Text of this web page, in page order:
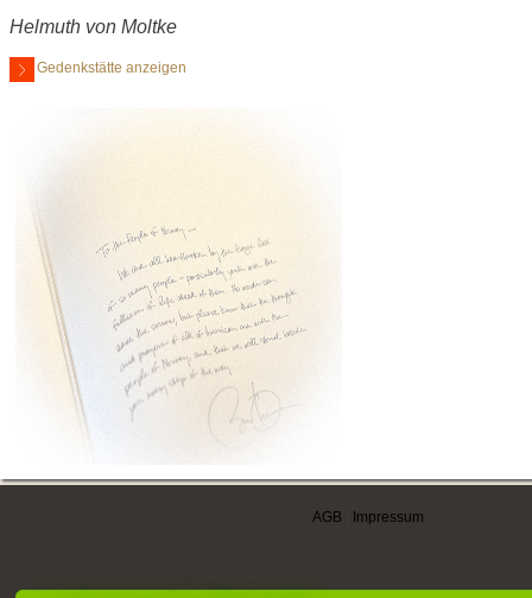
Helmuth von Moltke
Gedenkstätte anzeigen
AGB Impressum